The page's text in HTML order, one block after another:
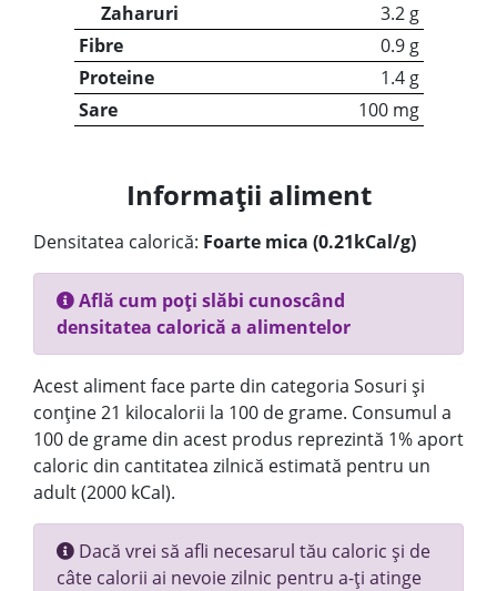
Zaharuri
3.2 g
Fibre
0.9 g
Proteine
1.4 g
Sare
100 mg
Informații aliment
Densitatea calorică: Foarte mica (0.21kCal/g)
Află cum poți slăbi cunoscând
densitatea calorică a alimentelor
Acest aliment face parte din categoria Sosuri și
conține 21 kilocalorii la 100 de grame. Consumul a
100 de grame din acest produs reprezintă 1% aport
caloric din cantitatea zilnică estimată pentru un
adult (2000 kCal).
Dacă vrei să afli necesarul tău caloric și de
câte calorii ai nevoie zilnic pentru a-ți atinge